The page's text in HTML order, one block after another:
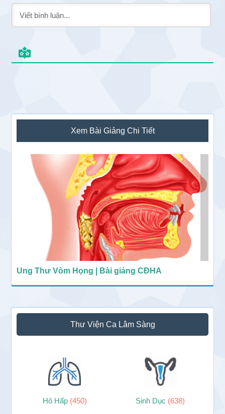
Sidebar
chính
Xem Bài Giảng Chi Tiết
Ung Thư Vòm Họng | Bài giảng CĐHA
Thư Viện Ca Lâm Sàng
Hô Hấp (450) Sinh Dục (638)